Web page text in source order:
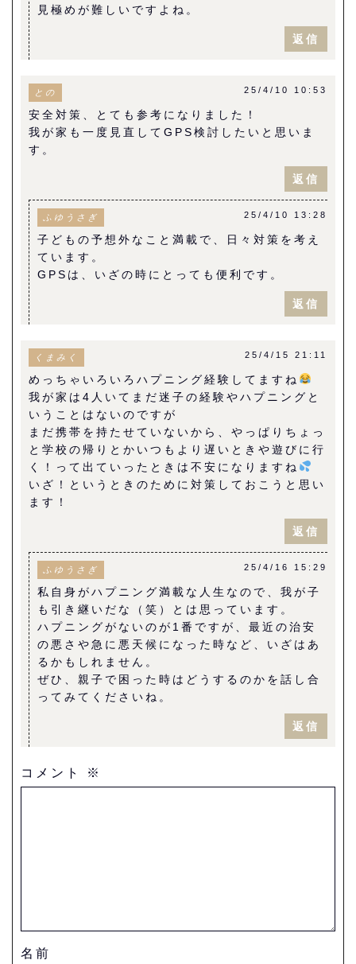
見極めが難しいですよね。
返信
との 25/4/10 10:53
安全対策、とても参考になりました！
我が家も一度見直してGPS検討したいと思いま
す。
返信
ふゆうさぎ 25/4/10 13:28
子どもの予想外なこと満載で、日々対策を考え
ています。
GPSは、いざの時にとっても便利です。
返信
くまみく 25/4/15 21:11
めっちゃいろいろハプニング経験してますね
我が家は4人いてまだ迷子の経験やハプニングと
いうことはないのですが
まだ携帯を持たせていないから、やっぱりちょっ
と学校の帰りとかいつもより遅いときや遊びに行
く！って出ていったときは不安になりますね
いざ！というときのために対策しておこうと思い
ます！
返信
ふゆうさぎ 25/4/16 15:29
私自身がハプニング満載な人生なので、我が子
も引き継いだな（笑）とは思っています。
ハプニングがないのが1番ですが、最近の治安
の悪さや急に悪天候になった時など、いざはあ
るかもしれません。
ぜひ、親子で困った時はどうするのかを話し合
ってみてくださいね。
返信
コメント ※
名前